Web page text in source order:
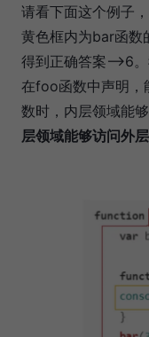
请看下面这个例子
黄色框内为bar函数
得到正确答案-->6
在foo函数中声明，
数时，内层领域能
层领域能够访问外